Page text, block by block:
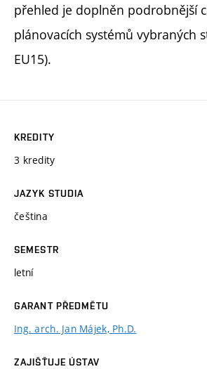
přehled je doplněn podrobnější
plánovacích systémů vybraných
EU15).
KREDITY
3 kredity
JAZYK STUDIA
čeština
SEMESTR
letní
GARANT PŘEDMĚTU
Ing. arch. Jan Májek, Ph.D.
ZAJIŠŤUJE ÚSTAV